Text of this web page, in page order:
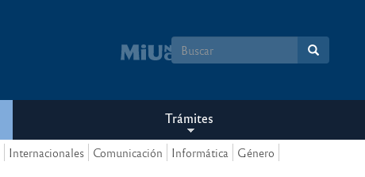
Formulario
búsqueda
Trámites
Internacionales Comunicación Informática Género